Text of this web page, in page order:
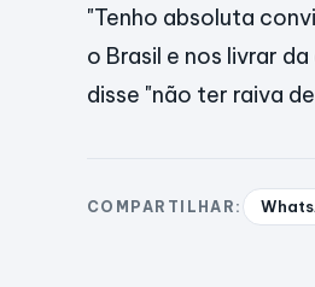
"Tenho absoluta
o Brasil e nos livrar
disse "não ter raiva
COMPARTILHAR: